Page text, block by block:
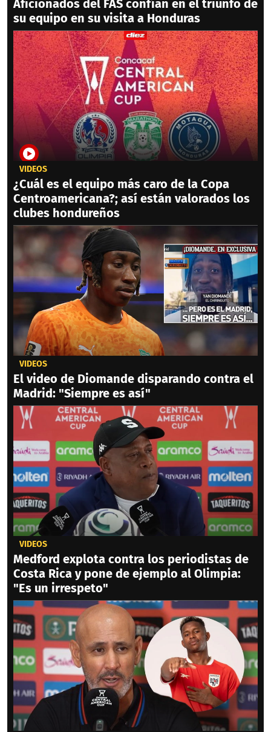
Aficionados del FAS confían en el triunfo de
su equipo en su visita a Honduras
VIDEOS
¿Cuál es el equipo más caro de la Copa
Centroamericana?; así están valorados los
clubes hondureños
VIDEOS
El video de Diomande disparando contra el
Madrid: "Siempre es así"
VIDEOS
Medford explota contra los periodistas de
Costa Rica y pone de ejemplo al Olimpia:
"Es un irrespeto"